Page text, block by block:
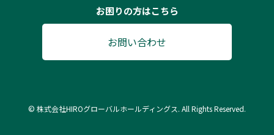
お困りの方はこちら
お問い合わせ
© 株式会社HIROグローバルホールディングス. All Rights Reserved.